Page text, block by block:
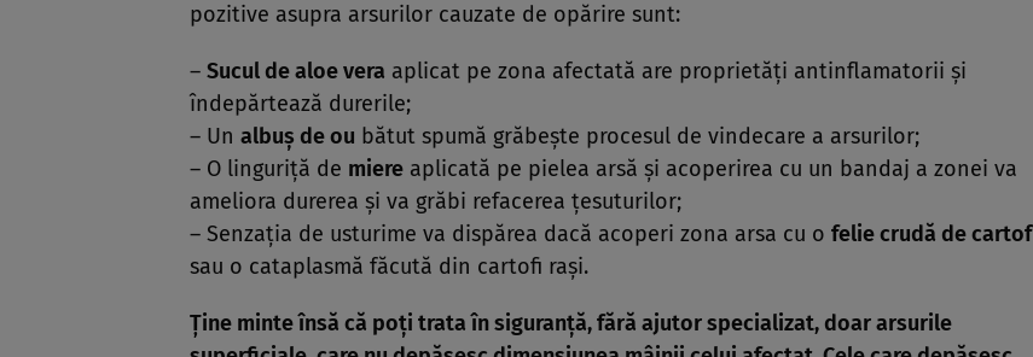
pozitive asupra arsurilor cauzate de opărire sunt:
– Sucul de aloe vera aplicat pe zona afectată are proprietăţi antinflamatorii şi
îndepărtează durerile;
– Un albuş de ou bătut spumă grăbeşte procesul de vindecare a arsurilor;
– O linguriţă de miere aplicată pe pielea arsă şi acoperirea cu un bandaj a zonei va
ameliora durerea şi va grăbi refacerea ţesuturilor;
– Senzaţia de usturime va dispărea dacă acoperi zona arsa cu o felie crudă de cartof
sau o cataplasmă făcută din cartofi raşi.
Ţine minte însă că poţi trata în siguranţă, fără ajutor specializat, doar arsurile